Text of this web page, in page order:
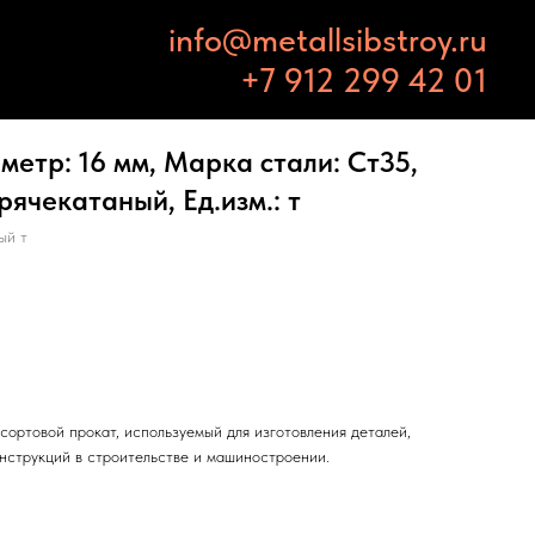
info@metallsibstroy.ru
+7 912 299 42 01
16 мм, Марка стали: Ст35,
Ед.изм.: т
т
прокат, используемый для изготовления деталей,
в строительстве и машиностроении.